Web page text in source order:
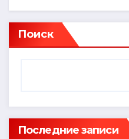
n
o
kl
ni
ki
at
s
A
er
Поиск
Последние записи